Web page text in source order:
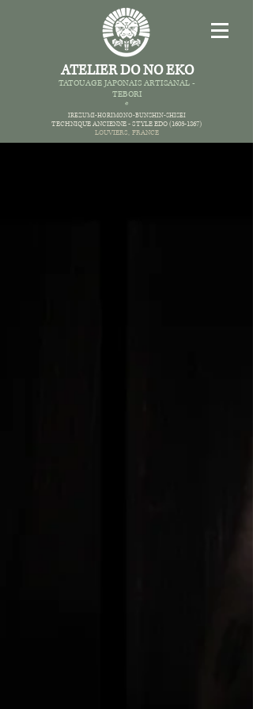
ATELIER DO NO EKO
TATOUAGE JAPONAIS ARTISANAL -
TEBORI
*
IREZUMI-HORIMONO-BUNSHIN-SHISEI
TECHNIQUE ANCIENNE -STYLE EDO(1603-1867)
LOUVIERS, FRANCE